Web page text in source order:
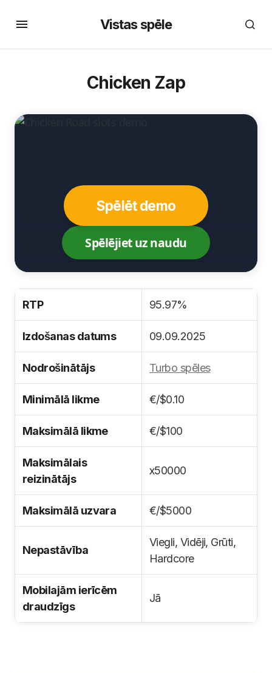
Vistas spēle
Chicken Zap
Spēlēt demo
Spēlējiet uz naudu
RTP 95.97%
Izdošanas datums 09.09.2025
Nodrošinātājs Turbo spēles
Minimālā likme €/$0.10
Maksimālā likme €/$100
Maksimālais
reizinātājs
x50000
Maksimālā uzvara €/$5000
Nepastāvība
Viegli, Vidēji, Grūti,
Hardcore
Mobilajām ierīcēm
draudzīgs
Jā